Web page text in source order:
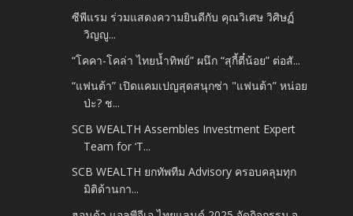
ซีพีแรม ร่วมแสดงความยินดีกับ คุณวิเศษ วิศิษฏ์
วิญญู...
“โคคา-โคล่า ไทยน้ำทิพย์” ผนึก “สุกี้ตี๋น้อย” ต่อสั...
“แฟนต้า” เปิดแคมเปญสุดสนุกซ่า "แฟนต้า” หน่อย
ป่ะ? ช...
SCB WEALTH Assembles Investment Expert
Team for ‘T...
SCB WEALTH ยกทัพทีม Advisory ครอบคลุมทุก
มิติด้านกา...